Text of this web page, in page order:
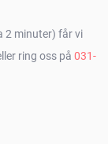
2 minuter) får vi
ring oss på 031-